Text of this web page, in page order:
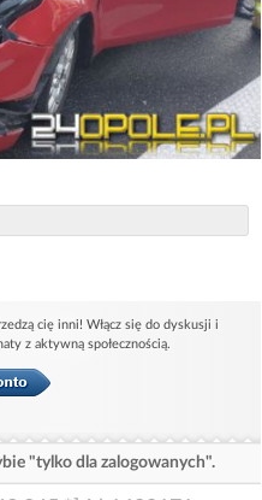
cię inni! Włącz się do dyskusji i
z aktywną społecznością.
"tylko dla zalogowanych".